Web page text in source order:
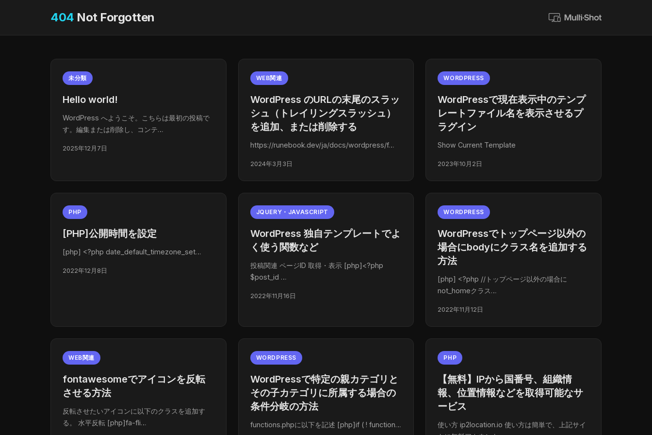
404 Not Forgotten
未分類
Hello world!
WordPress へようこそ。こちらは最初の投稿で
す。編集または削除し、コンテ…
2025年12月7日
WEB関連
WordPress のURLの末尾のスラッ
シュ（トレイリングスラッシュ）
を追加、または削除する
https://runebook.dev/ja/docs/wordpress/f…
2024年3月3日
WORDPRESS
WordPressで現在表示中のテンプ
レートファイル名を表示させるプ
ラグイン
Show Current Template
2023年10月2日
PHP
[PHP]公開時間を設定
[php] <?php date_default_timezone_set…
2022年12月8日
JQUERY・JAVASCRIPT
WordPress 独自テンプレートでよ
く使う関数など
投稿関連 ページID 取得・表示 [php]<?php
$post_id …
2022年11月16日
WORDPRESS
WordPressでトップページ以外の
場合にbodyにクラス名を追加する
方法
[php] <?php //トップページ以外の場合に
not_homeクラス…
2022年11月12日
WEB関連
fontawesomeでアイコンを反転
させる方法
反転させたいアイコンに以下のクラスを追加す
る。 水平反転 [php]fa-fli…
WORDPRESS
WordPressで特定の親カテゴリと
その子カテゴリに所属する場合の
条件分岐の方法
functions.phpに以下を記述 [php]if ( ! function…
PHP
【無料】IPから国番号、組織情
報、位置情報などを取得可能なサ
ービス
使い方 ip2location.io 使い方は簡単で、上記サイ